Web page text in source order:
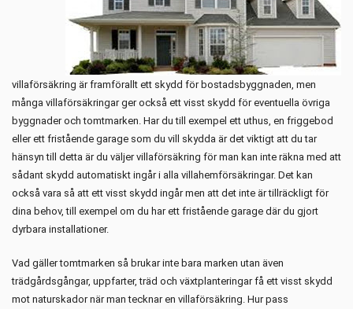
villaförsäkring är framförallt ett skydd för bostadsbyggnaden, men
många villaförsäkringar ger också ett visst skydd för eventuella övriga
byggnader och tomtmarken. Har du till exempel ett uthus, en friggebod
eller ett fristående garage som du vill skydda är det viktigt att du tar
hänsyn till detta är du väljer villaförsäkring för man kan inte räkna med att
sådant skydd automatiskt ingår i alla villahemförsäkringar. Det kan
också vara så att ett visst skydd ingår men att det inte är tillräckligt för
dina behov, till exempel om du har ett fristående garage där du gjort
dyrbara installationer.
Vad gäller tomtmarken så brukar inte bara marken utan även
trädgårdsgångar, uppfarter, träd och växtplanteringar få ett visst skydd
mot naturskador när man tecknar en villaförsäkring. Hur pass